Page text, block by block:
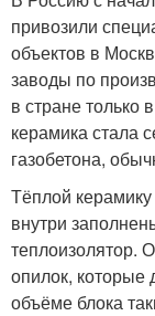
привозили
объектов в
заводы по
в стране только
керамика стала
газобетона,
Тёплой
внутри
теплоизолятор.
опилок,
объёме блока